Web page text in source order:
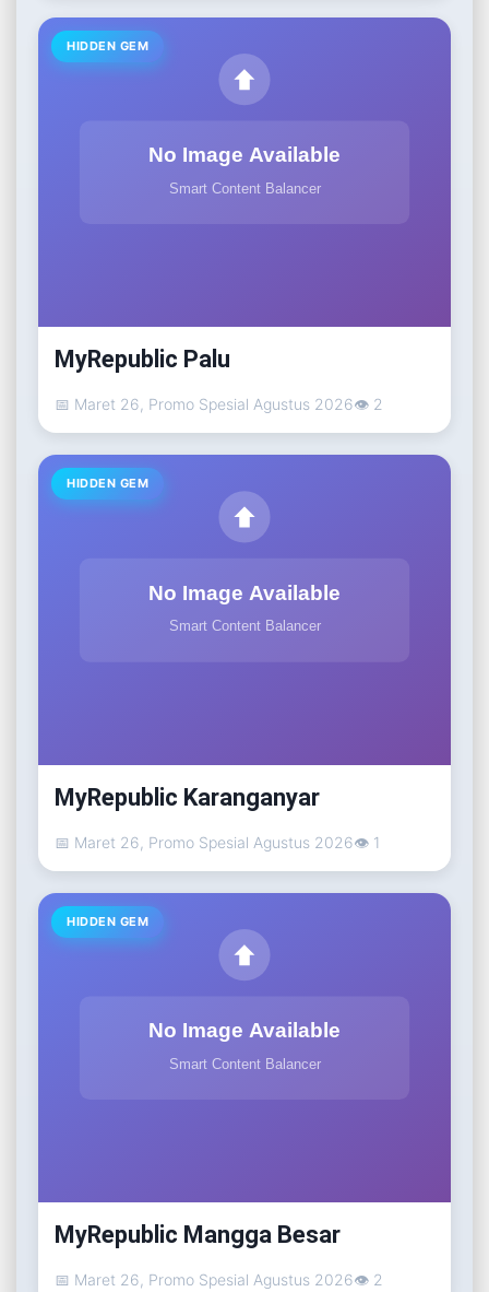
HIDDEN GEM
MyRepublic Palu
📅 Maret 26, Promo Spesial Agustus 2026👁 2
HIDDEN GEM
MyRepublic Karanganyar
📅 Maret 26, Promo Spesial Agustus 2026👁 1
HIDDEN GEM
MyRepublic Mangga Besar
📅 Maret 26, Promo Spesial Agustus 2026👁 2